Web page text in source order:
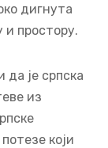
дигнута
и простору.
је српска
из
који